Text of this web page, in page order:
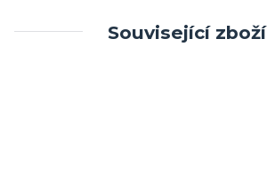
Související zboží